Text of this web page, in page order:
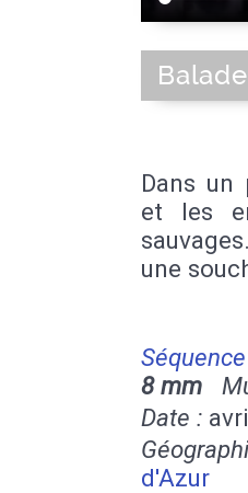
Dans un
et les
une
8 mm
Date :
d'Azur